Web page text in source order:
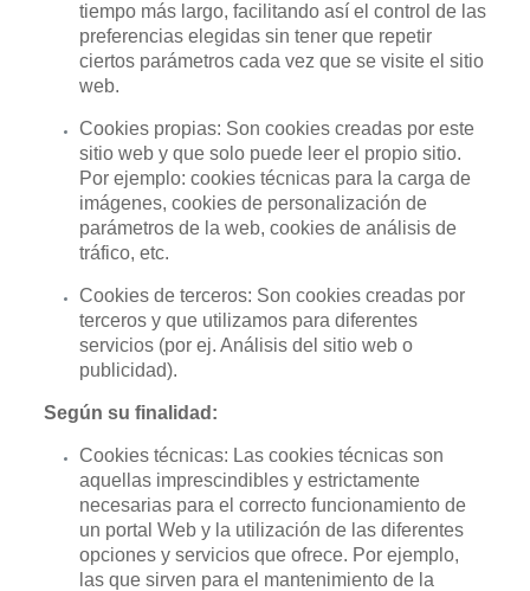
tiempo más largo, facilitando así el control de las
preferencias elegidas sin tener que repetir
ciertos parámetros cada vez que se visite el sitio
web.
Cookies propias: Son cookies creadas por este
sitio web y que solo puede leer el propio sitio.
Por ejemplo: cookies técnicas para la carga de
imágenes, cookies de personalización de
parámetros de la web, cookies de análisis de
tráfico, etc.
Cookies de terceros: Son cookies creadas por
terceros y que utilizamos para diferentes
servicios (por ej. Análisis del sitio web o
publicidad).
Según su finalidad:
Cookies técnicas: Las cookies técnicas son
aquellas imprescindibles y estrictamente
necesarias para el correcto funcionamiento de
un portal Web y la utilización de las diferentes
opciones y servicios que ofrece. Por ejemplo,
las que sirven para el mantenimiento de la